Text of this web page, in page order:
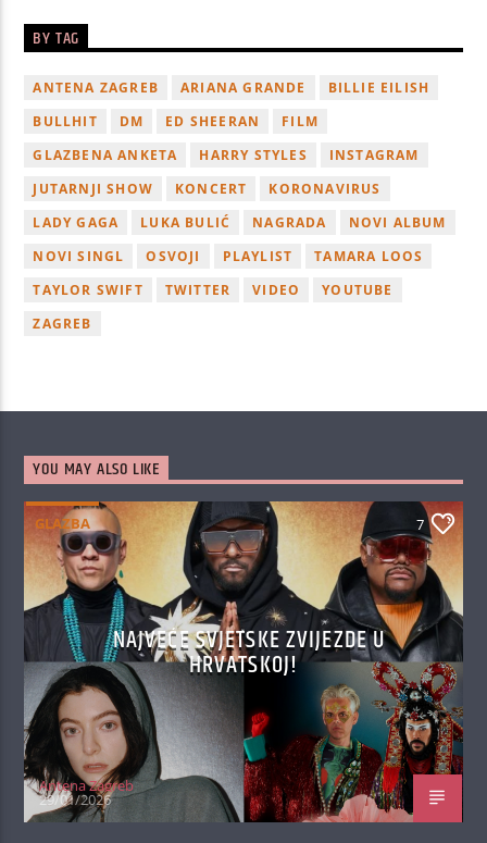
BY TAG
ANTENA ZAGREB ARIANA GRANDE
BILLIE EILISH
BULLHIT
DM ED SHEERAN
FILM
GLAZBENA ANKETA
HARRY STYLES
INSTAGRAM
JUTARNJI SHOW
KONCERT
KORONAVIRUS
LADY GAGA
LUKA BULIĆ NAGRADA
NOVI ALBUM
NOVI SINGL
OSVOJI PLAYLIST
TAMARA LOOS
TAYLOR SWIFT
TWITTER VIDEO
YOUTUBE
ZAGREB
YOU MAY ALSO LIKE
GLAZBA 7
NAJVEĆE SVJETSKE ZVIJEZDE U
HRVATSKOJ!
Antena Zagreb
29/01/2026